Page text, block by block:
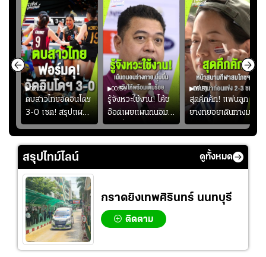
02:21
ตบสาวไทยอัดอินโดฯ
3-0 เซต! สรุปแผน
โค้ชอ๊อตติวเข้ม
ฟิตเนสต่อ พร้อมเผย
เหตุผล "บุ๋มบิ๋ม" ลง
ไม่เต็มเกม
00:54
รู้จังหวะใช้งาน! โค้ช
อ๊อตเผยแผนถนอม
“บุ๋มบิ๋ม” เพื่อรักษา
ร่างกายให้พร้อมที่สุด
00:51
สุดคึกคัก! แฟนลูก
ยางทยอยเดินทางมา
หน้าสนามกีฬา
สมโภชฯ กันอย่าง
คึกคัก ก่อนเกมเริ่ม
สรุปไทม์ไลน์ ดูทั้งหมด
กราดยิงเทพศิรินทร์ นนทบุรี
ติดตาม